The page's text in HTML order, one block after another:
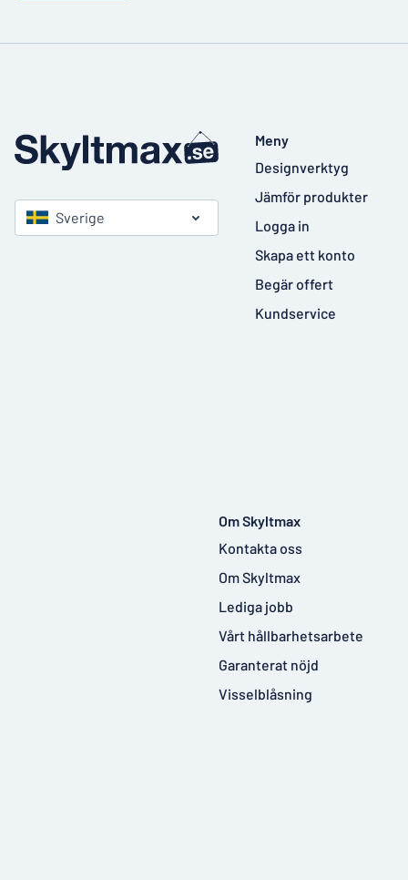
Sverige
Meny
Designverktyg
Jämför produkter
Logga in
Skapa ett konto
Begär offert
Kundservice
Om Skyltmax
Kontakta oss
Om Skyltmax
Lediga jobb
Vårt hållbarhetsarbete
Garanterat nöjd
Visselblåsning